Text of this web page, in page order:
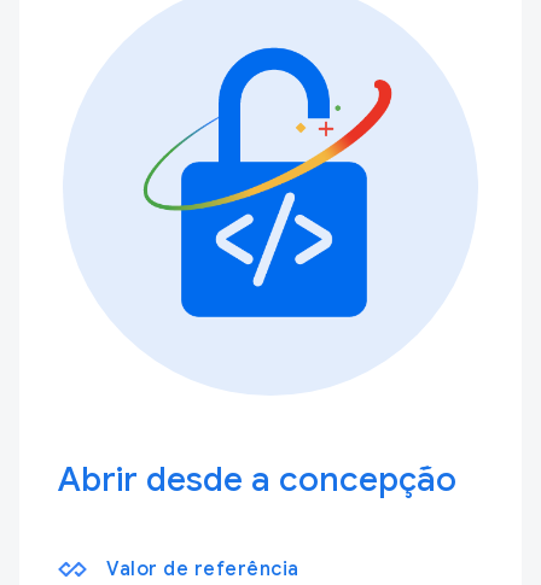
Abrir desde a concepção
Valor de referência